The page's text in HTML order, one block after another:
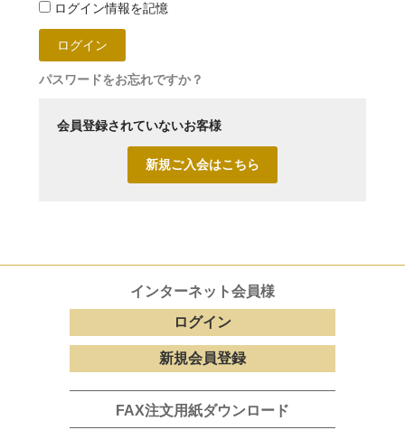
ログイン情報を記憶
パスワードをお忘れですか？
会員登録されていないお客様
新規ご入会はこちら
インターネット会員様
ログイン
新規会員登録
FAX注文用紙ダウンロード